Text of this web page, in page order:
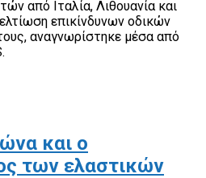
από Ιταλία, Λιθουανία και
επικίνδυνων οδικών
αναγνωρίστηκε μέσα από
και ο
των ελαστικών